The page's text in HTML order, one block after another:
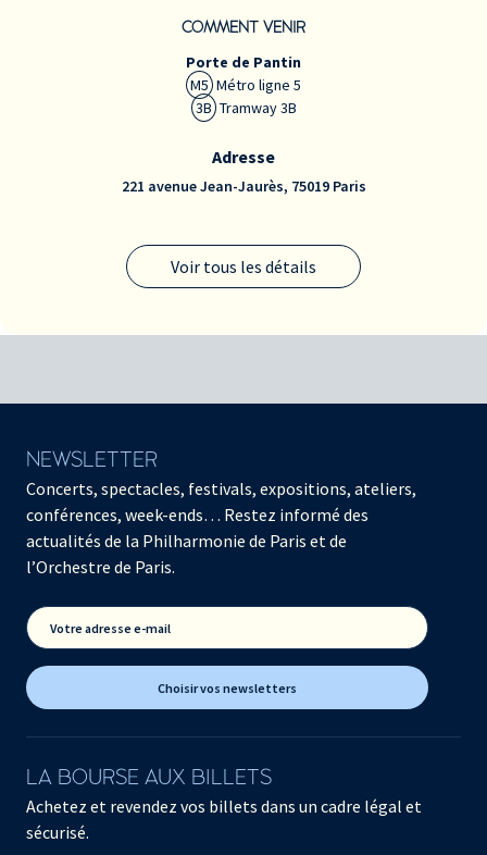
COMMENT VENIR
Voir tous les détails
Porte de Pantin
M5 Métro ligne 5
3B Tramway 3B
Adresse
221 avenue Jean-Jaurès, 75019 Paris
NEWSLETTER
Concerts, spectacles, festivals, expositions, ateliers,
conférences, week-ends… Restez informé des
actualités de la Philharmonie de Paris et de
l’Orchestre de Paris.
Votre adresse e-mail
Choisir vos newsletters
LA BOURSE AUX BILLETS
Achetez et revendez vos billets dans un cadre légal et
sécurisé.